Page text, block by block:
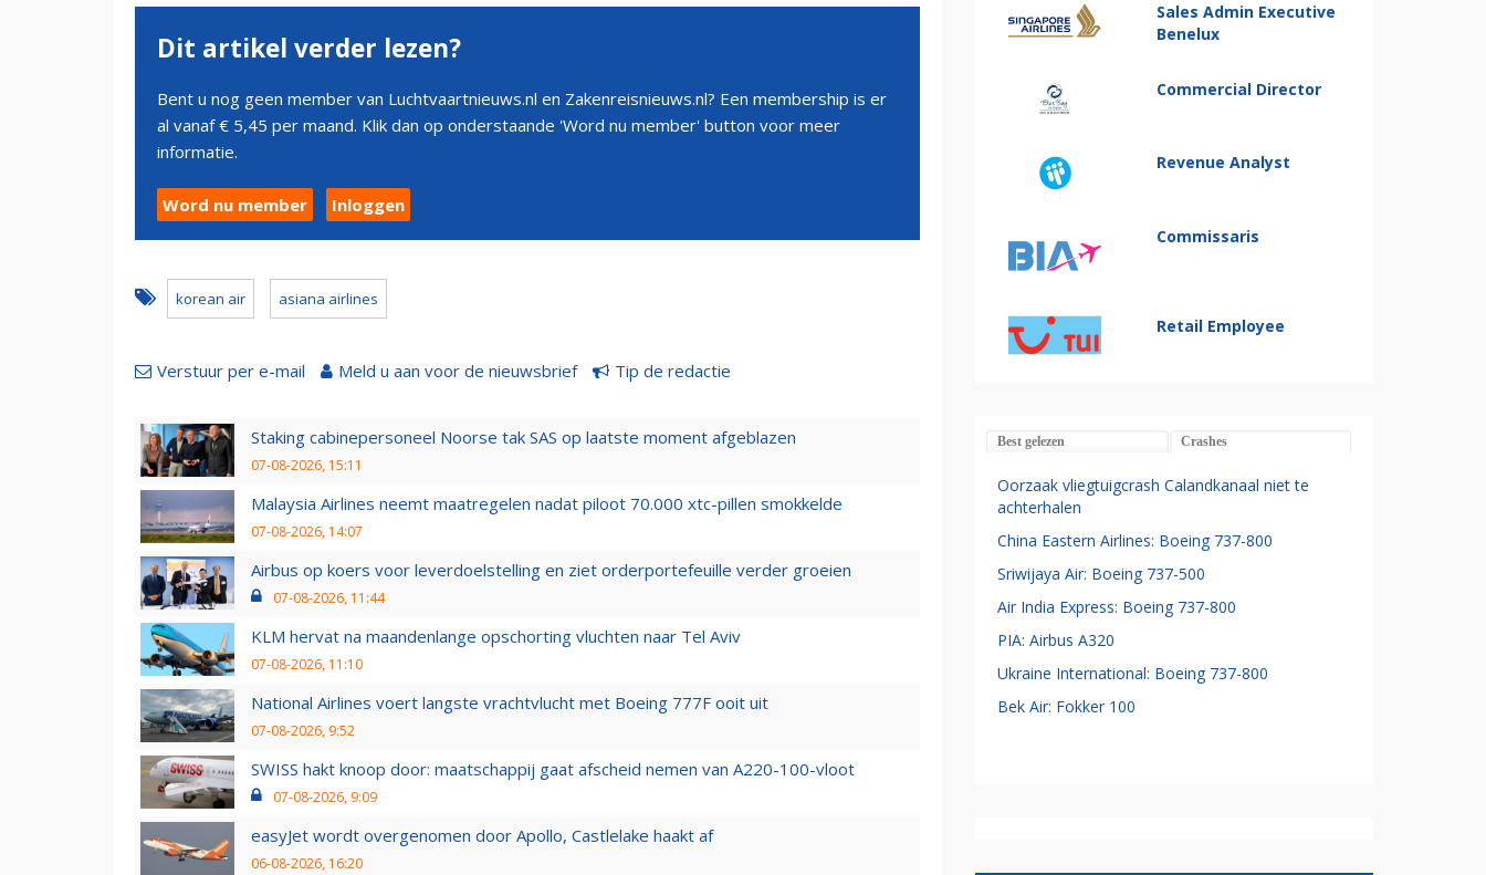
Dit artikel verder lezen?
Bent u nog geen member van Luchtvaartnieuws.nl en Zakenreisnieuws.nl? Een membership is er
al vanaf € 5,45 per maand. Klik dan op onderstaande 'Word nu member' button voor meer
informatie.
Word nu member Inloggen
korean air asiana airlines
Verstuur per e-mail Meld u aan voor de nieuwsbrief Tip de redactie
Staking cabinepersoneel Noorse tak SAS op laatste moment afgeblazen
07-08-2026, 15:11
Malaysia Airlines neemt maatregelen nadat piloot 70.000 xtc-pillen smokkelde
07-08-2026, 14:07
Airbus op koers voor leverdoelstelling en ziet orderportefeuille verder groeien
07-08-2026, 11:44
KLM hervat na maandenlange opschorting vluchten naar Tel Aviv
07-08-2026, 11:10
National Airlines voert langste vrachtvlucht met Boeing 777F ooit uit
07-08-2026, 9:52
SWISS hakt knoop door: maatschappij gaat afscheid nemen van A220-100-vloot
07-08-2026, 9:09
easyJet wordt overgenomen door Apollo, Castlelake haakt af
06-08-2026, 16:20
Sales Admin Executive
Benelux
Commercial Director
Revenue Analyst
Commissaris
Retail Employee
Best gelezen Crashes
Oorzaak vliegtuigcrash Calandkanaal niet te
achterhalen
China Eastern Airlines: Boeing 737-800
Sriwijaya Air: Boeing 737-500
Air India Express: Boeing 737-800
PIA: Airbus A320
Ukraine International: Boeing 737-800
Bek Air: Fokker 100